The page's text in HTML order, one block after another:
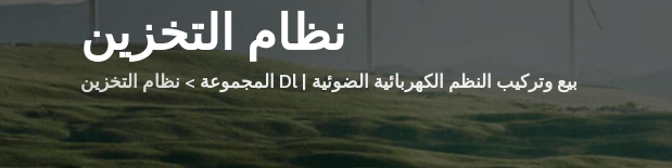
نظام التخزين
بيع وتركيب النظم الكهربائية الضوئية | Dl المجموعة > نظام التخزين